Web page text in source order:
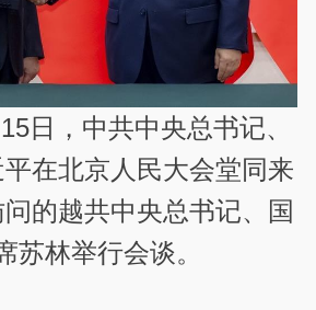
日，中共中央总书记、
在北京人民大会堂同来
的越共中央总书记、国
苏林举行会谈。